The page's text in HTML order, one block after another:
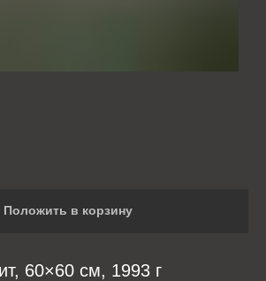
Положить в корзину
60×60 см, 1993 г